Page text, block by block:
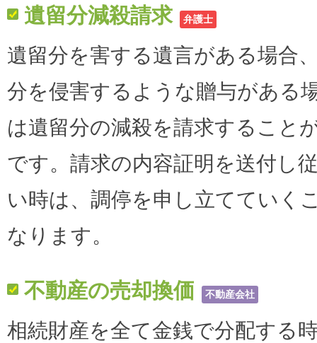
遺留分減殺請求 弁護士
遺留分を害する遺言がある場合
分を侵害するような贈与がある
は遺留分の減殺を請求すること
です。請求の内容証明を送付し
い時は、調停を申し立てていく
なります。
不動産の売却換価 不動産会社
相続財産を全て金銭で分配する